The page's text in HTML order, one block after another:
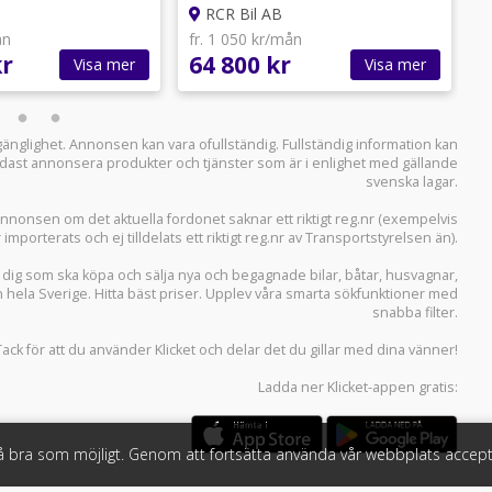
Visa mer
RCR Bil AB
fr. 1 050 kr/mån
64 800 kr Visa mer
Annonsen kan vara ofullständig. Fullständig information kan
annonsera produkter och tjänster som är i enlighet med gällande
svenska lagar.
om det aktuella fordonet saknar ett riktigt reg.nr (exempelvis
och ej tilldelats ett riktigt reg.nr av Transportstyrelsen än).
som ska köpa och sälja nya och begagnade bilar, båtar, husvagnar,
Sverige. Hitta bäst priser. Upplev våra smarta sökfunktioner med
snabba filter.
för att du använder Klicket och delar det du gillar med dina vänner!
Ladda ner Klicket-appen gratis:
som möjligt. Genom att fortsätta använda vår webbplats